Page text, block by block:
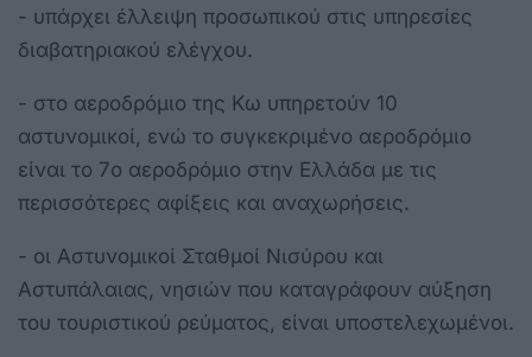
- υπάρχει έλλειψη προσωπικού στις υπηρεσίες
διαβατηριακού ελέγχου.
- στο αεροδρόμιο της Κω υπηρετούν 10
αστυνομικοί, ενώ το συγκεκριμένο αεροδρόμιο
είναι το 7ο αεροδρόμιο στην Ελλάδα με τις
περισσότερες αφίξεις και αναχωρήσεις.
- οι Αστυνομικοί Σταθμοί Νισύρου και
Αστυπάλαιας, νησιών που καταγράφουν αύξηση
του τουριστικού ρεύματος, είναι υποστελεχωμένοι.